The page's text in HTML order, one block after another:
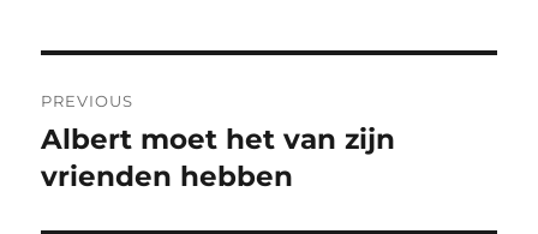
navigation
PREVIOUS
Previous
post:
Albert moet het van zijn
vrienden hebben